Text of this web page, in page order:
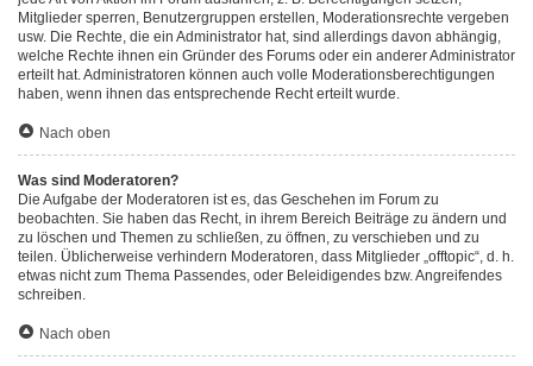
Mitglieder sperren, Benutzergruppen erstellen, Moderationsrechte vergeben
usw. Die Rechte, die ein Administrator hat, sind allerdings davon abhängig,
welche Rechte ihnen ein Gründer des Forums oder ein anderer Administrator
erteilt hat. Administratoren können auch volle Moderationsberechtigungen
haben, wenn ihnen das entsprechende Recht erteilt wurde.
Nach oben
Was sind Moderatoren?
Die Aufgabe der Moderatoren ist es, das Geschehen im Forum zu
beobachten. Sie haben das Recht, in ihrem Bereich Beiträge zu ändern und
zu löschen und Themen zu schließen, zu öffnen, zu verschieben und zu
teilen. Üblicherweise verhindern Moderatoren, dass Mitglieder „offtopic“, d. h.
etwas nicht zum Thema Passendes, oder Beleidigendes bzw. Angreifendes
schreiben.
Nach oben